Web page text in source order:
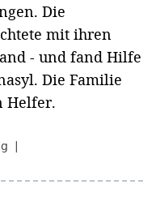
Die
mit ihren
- und fand Hilfe
Die Familie
Helfer.